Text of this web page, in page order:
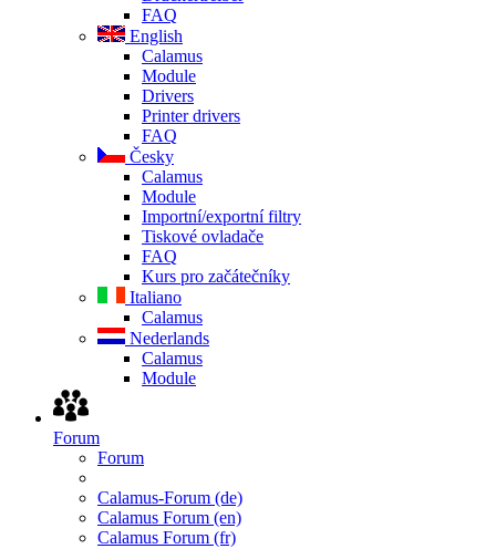
FAQ
English
Calamus
Module
Drivers
Printer drivers
FAQ
Česky
Calamus
Module
Importní/exportní filtry
Tiskové ovladače
FAQ
Kurs pro začátečníky
Italiano
Calamus
Nederlands
Calamus
Module
Forum
Forum
Calamus-Forum (de)
Calamus Forum (en)
Calamus Forum (fr)